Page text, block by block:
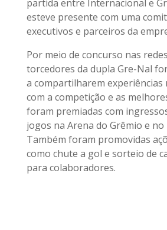
partida entre Internacional e
esteve presente com uma
executivos e parceiros da
Por meio de concurso nas
torcedores da dupla Gre-Nal
a compartilharem experiências
com a competição e as
foram premiadas com
jogos na Arena do Grêmio e no
Também foram promovidas
como chute a gol e sorteio de
para colaboradores.